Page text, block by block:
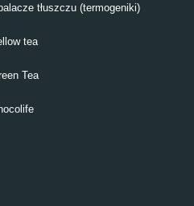
tłuszczu (termogeniki)
tea
Tea